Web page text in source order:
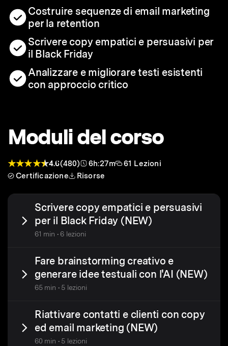
Costruire sequenze di email marketing
per la retention
Scrivere copy empatici e persuasivi per
il Black Friday
Analizzare e migliorare testi esistenti
con approccio critico
Moduli del corso
4.6(480) 6h:27m
61 Lezioni
Certificazione
Risorse
Scrivere copy empatici e persuasivi
per il Black Friday (NEW)
61 min • 6 lezioni
Fare brainstorming creativo e
generare idee testuali con l'AI (NEW)
65 min • 5 lezioni
Riattivare contatti e clienti con copy
ed email marketing (NEW)
60 min • 5 lezioni